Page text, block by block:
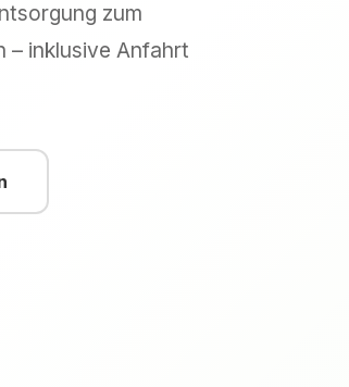
zum
– inklusive Anfahrt